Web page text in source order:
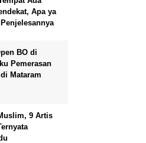
Apa ya
BO di
Pemerasan
Mataram
9 Artis